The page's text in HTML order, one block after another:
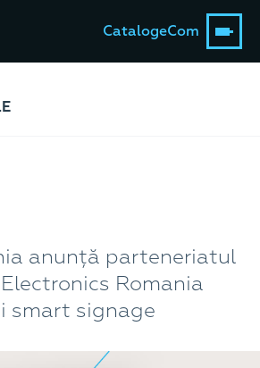
CatalogeCom
anunță parteneriatul
Romania
smart signage